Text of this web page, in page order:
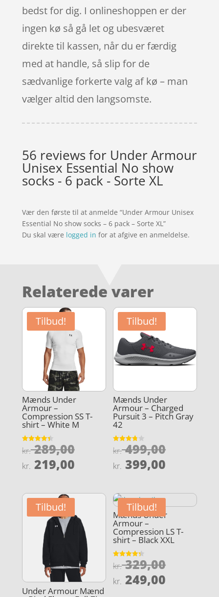
bedst for dig. I onlineshoppen er der
ingen kø så gå let og ubesværet
direkte til kassen, når du er færdig
med at handle, så slip for de
sædvanlige forkerte valg af kø – man
vælger altid den langsomste.
56 reviews for Under Armour
Unisex Essential No show
socks - 6 pack - Sorte XL
Vær den første til at anmelde “Under Armour Unisex
Essential No show socks – 6 pack – Sorte XL”
Du skal være logged in for at afgive en anmeldelse.
Relaterede varer
Tilbud!
Mænds Under
Armour –
Compression SS T-
shirt – White M
Vurderet
4.4
kr.289,00Den
oprindelige
kr. 289,00.
kr. 219,00Den
pris
er:
kr. 219,00.
Tilbud!
Mænds Under
Armour – Charged
Pursuit 3 – Pitch Gray
42
Vurderet
3.8
kr.499,00Den
kr.
kr. 399,00
pris
er:
kr.
Tilbud!
Under Armour Mænd
Tilbud!
Mænds Under
Armour –
Compression LS T-
shirt – Black XXL
Vurderet
4.3
kr.329,00Den
kr. 249,00